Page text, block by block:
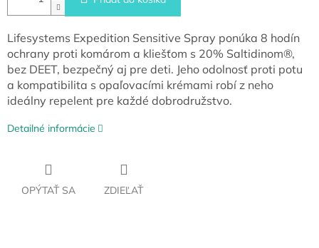
Lifesystems Expedition Sensitive Spray ponúka 8 hodín
ochrany proti komárom a kliešťom s 20% Saltidinom®,
bez DEET, bezpečný aj pre deti. Jeho odolnosť proti potu
a kompatibilita s opaľovacími krémami robí z neho
ideálny repelent pre každé dobrodružstvo.
Detailné informácie
OPÝTAŤ SA ZDIEĽAŤ